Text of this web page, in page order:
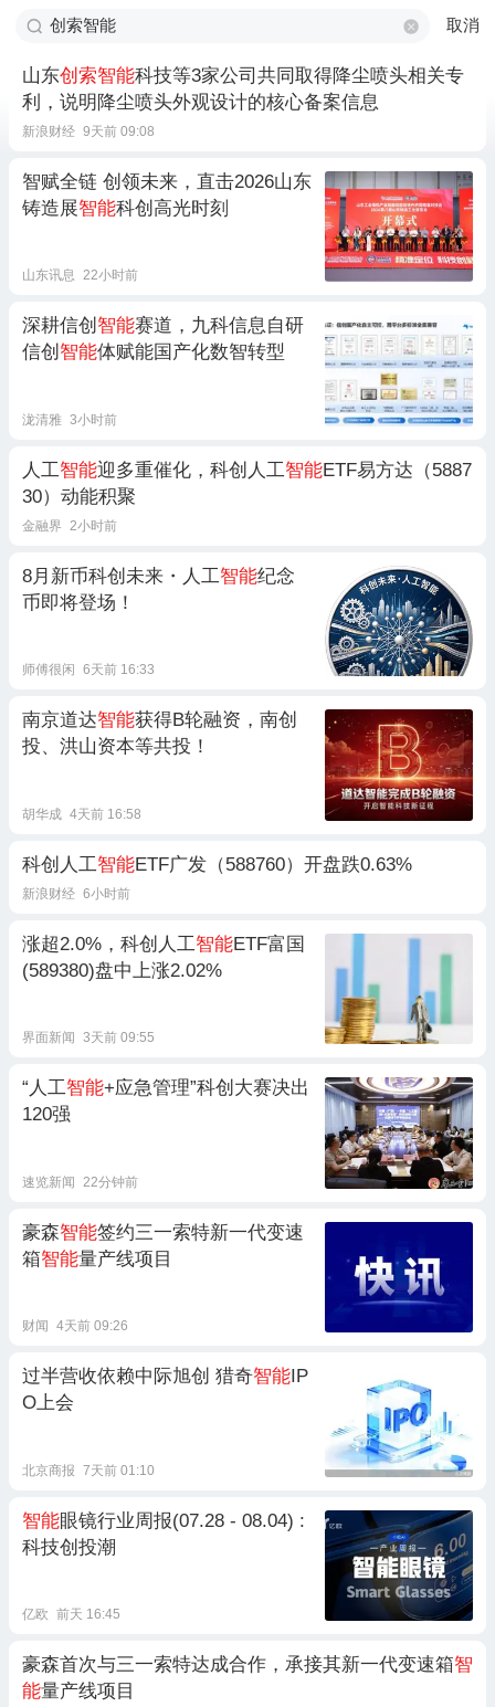
取消
山东创索智能科技等3家公司共同取得降尘喷头相关专
利，说明降尘喷头外观设计的核心备案信息
新浪财经 9天前 09:08
智赋全链 创领未来，直击2026山东
铸造展智能科创高光时刻
山东讯息 22小时前
深耕信创 智能赛道，九科信息自研
信创 智能体赋能国产化数智转型
泷清雅 3小时前
人工智能迎多重催化，科创人工智能ETF易方达（5887
30）动能积聚
金融界 2小时前
8月新币科创未来・人工智能纪念
币即将登场！
师傅很闲 6天前 16:33
南京道达智能获得B轮融资，南创
投、洪山资本等共投！
胡华成 4天前 16:58
科创人工智能ETF广发（588760）开盘跌0.63%
新浪财经 6小时前
涨超2.0%，科创人工智能ETF富国
(589380)盘中上涨2.02%
界面新闻 3天前 09:55
“人工智能+应急管理”科创大赛决出
120强
速览新闻 22分钟前
豪森智能签约三一索特新一代变速
箱智能量产线项目
财闻 4天前 09:26
过半营收依赖中际旭创 猎奇智能 IP
O上会
北京商报 7天前 01:10
智能眼镜行业周报(07.28 - 08.04) :
科技创投潮
亿欧 前天 16:45
豪森首次与三一索特达成合作，承接其新一代变速箱智
能量产线项目